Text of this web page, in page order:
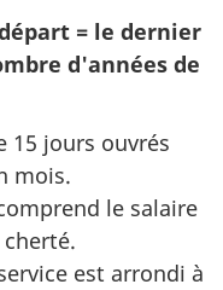
= le dernier
d'années de
15 jours ouvrés
mois.
le salaire
est arrondi à